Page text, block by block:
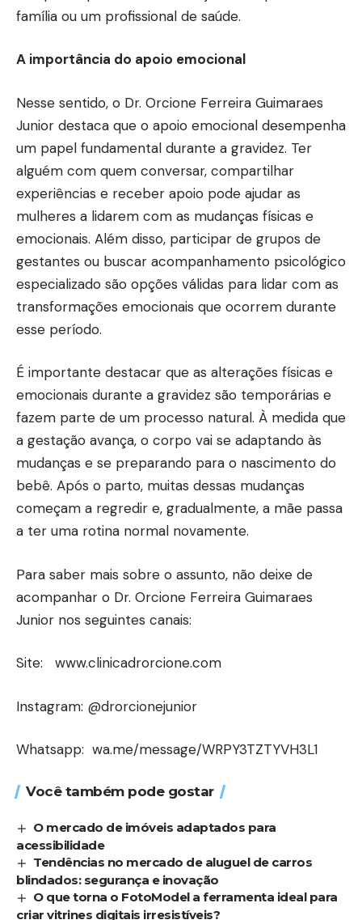
família ou um profissional de saúde.
A importância do apoio emocional
Nesse sentido, o Dr. Orcione Ferreira Guimaraes
Junior destaca que o apoio emocional desempenha
um papel fundamental durante a gravidez. Ter
alguém com quem conversar, compartilhar
experiências e receber apoio pode ajudar as
mulheres a lidarem com as mudanças físicas e
emocionais. Além disso, participar de grupos de
gestantes ou buscar acompanhamento psicológico
especializado são opções válidas para lidar com as
transformações emocionais que ocorrem durante
esse período.
É importante destacar que as alterações físicas e
emocionais durante a gravidez são temporárias e
fazem parte de um processo natural. À medida que
a gestação avança, o corpo vai se adaptando às
mudanças e se preparando para o nascimento do
bebê. Após o parto, muitas dessas mudanças
começam a regredir e, gradualmente, a mãe passa
a ter uma rotina normal novamente.
Para saber mais sobre o assunto, não deixe de
acompanhar o Dr. Orcione Ferreira Guimaraes
Junior nos seguintes canais:
Site: www.clinicadrorcione.com
Instagram: @drorcionejunior
Whatsapp: wa.me/message/WRPY3TZTYVH3L1
Você também pode gostar
O mercado de imóveis adaptados para
acessibilidade
Tendências no mercado de aluguel de carros
blindados: segurança e inovação
O que torna o FotoModel a ferramenta ideal para
criar vitrines digitais irresistíveis?